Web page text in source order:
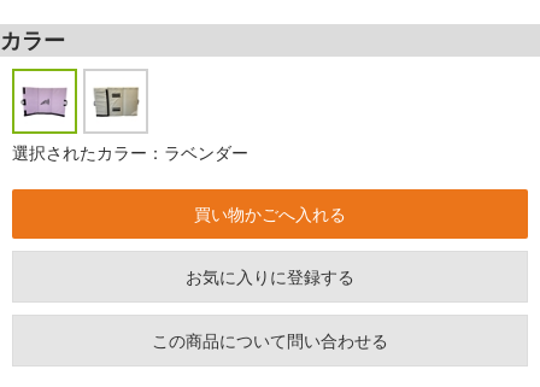
カラー
選択されたカラー：ラベンダー
お気に入りに登録する
この商品について問い合わせる